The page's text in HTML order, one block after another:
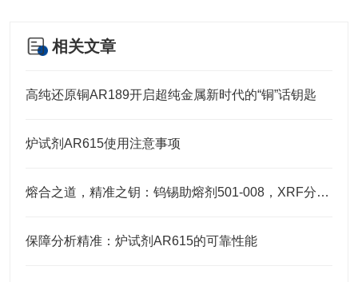
相关文章
高纯还原铜AR189开启超纯金属新时代的“铜”话钥匙
炉试剂AR615使用注意事项
熔合之道，精准之钥：钨锡助熔剂501-008，XRF分析的伴侣
保障分析精准：炉试剂AR615的可靠性能